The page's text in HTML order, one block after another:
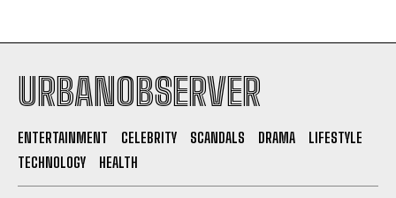
I WANT IN
I've read and accept the Privacy Policy
URBANOBSERVER
ENTERTAINMENT CELEBRITY SCANDALS DRAMA
LIFESTYLE
TECHNOLOGY
HEALTH